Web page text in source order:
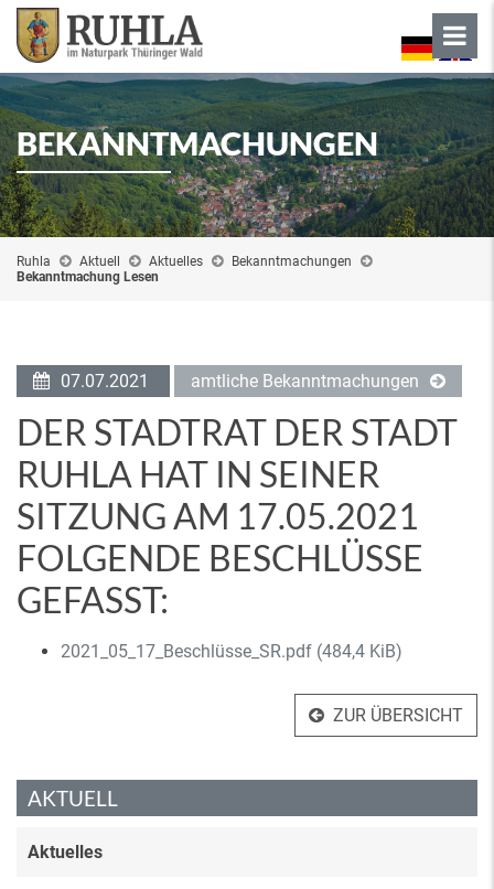
BEKANNTMACHUNGEN
Ruhla Aktuell Aktuelles
Bekanntmachungen
Bekanntmachung Lesen
07.07.2021 amtliche Bekanntmachungen
DER STADTRAT DER STADT
RUHLA HAT IN SEINER
SITZUNG AM 17.05.2021
FOLGENDE BESCHLÜSSE
GEFASST:
2021_05_17_Beschlüsse_SR.pdf (484,4 KiB)
ZUR ÜBERSICHT
AKTUELL
Aktuelles